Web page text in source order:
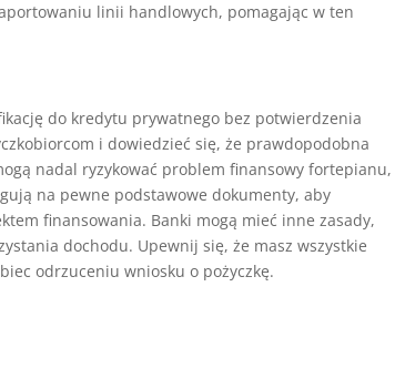
linii handlowych, pomagając w ten
do kredytu prywatnego bez potwierdzenia
i dowiedzieć się, że prawdopodobna
nadal ryzykować problem finansowy fortepianu,
na pewne podstawowe dokumenty, aby
finansowania. Banki mogą mieć inne zasady,
dochodu. Upewnij się, że masz wszystkie
odrzuceniu wniosku o pożyczkę.